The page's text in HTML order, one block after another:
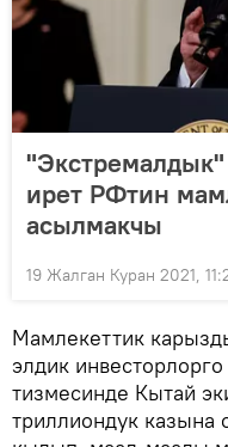
ирет РФтин
асылмакчы
19 Жалган Куран 2021,
Мамлекеттик
элдик
тизмесинде Кытай
триллиондук казына